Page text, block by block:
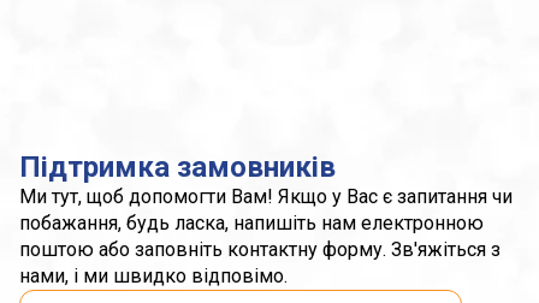
Підтримка замовників
Ми тут, щоб допомогти Вам! Якщо у Вас є запитання чи
побажання, будь ласка, напишіть нам електронною
поштою або заповніть контактну форму. Зв'яжіться з
нами, і ми швидко відповімо.